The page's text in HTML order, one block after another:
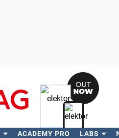
ACADEMY PRO LABS